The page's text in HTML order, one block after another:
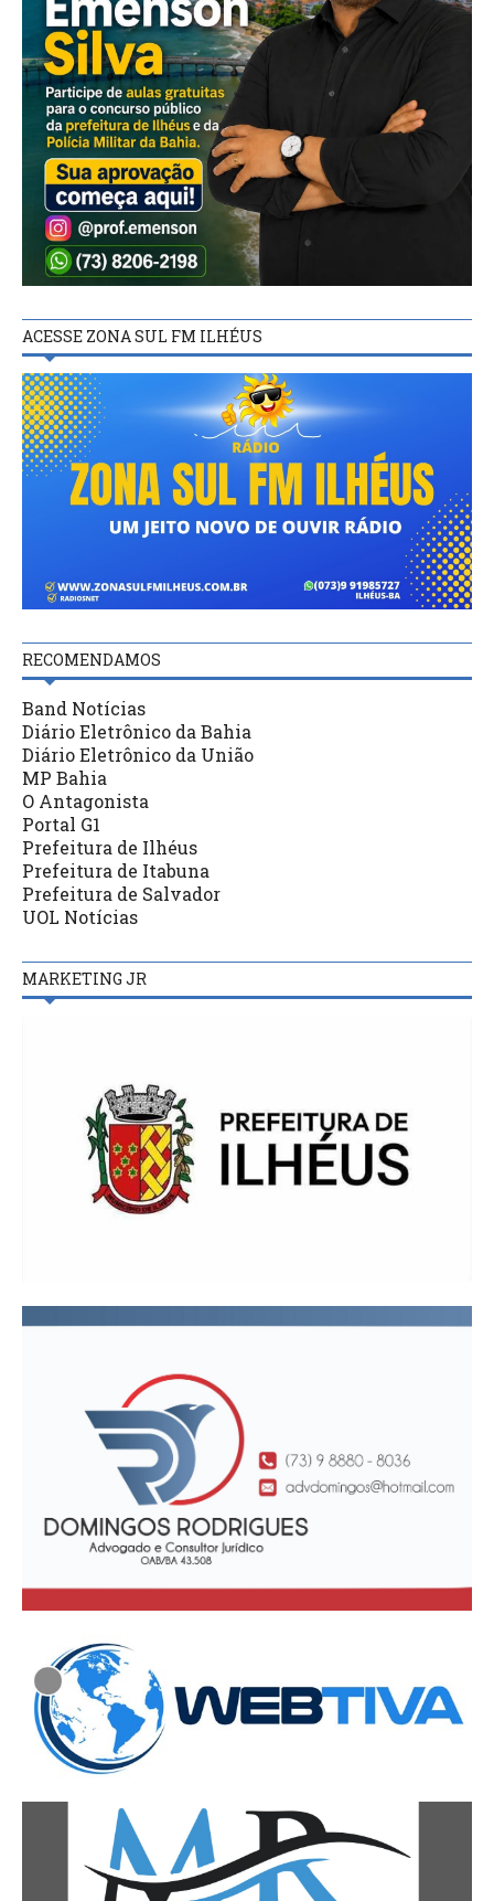
ACESSE ZONA SUL FM ILHÉUS
RECOMENDAMOS
Band Notícias
Diário Eletrônico da Bahia
Diário Eletrônico da União
MP Bahia
O Antagonista
Portal G1
Prefeitura de Ilhéus
Prefeitura de Itabuna
Prefeitura de Salvador
UOL Notícias
MARKETING JR